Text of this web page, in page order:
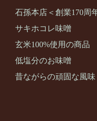
石孫本店＜創業170周
サキホコレ味噌
玄米100%使用の商品
低塩分のお味噌
昔ながらの頑固な風味